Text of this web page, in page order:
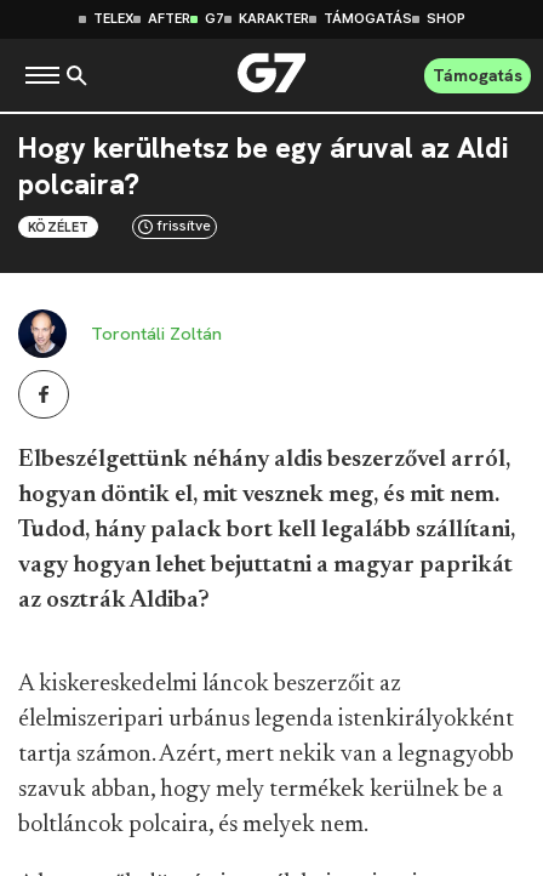
TELEX AFTER G7 KARAKTER TÁMOGATÁS SHOP
Támogatás
Hogy kerülhetsz be egy áruval az Aldi
polcaira?
KÖZÉLET frissítve
Torontáli Zoltán
Elbeszélgettünk néhány aldis beszerzővel arról,
hogyan döntik el, mit vesznek meg, és mit nem.
Tudod, hány palack bort kell legalább szállítani,
vagy hogyan lehet bejuttatni a magyar paprikát
az osztrák Aldiba?
A kiskereskedelmi láncok beszerzőit az
élelmiszeripari urbánus legenda istenkirályokként
tartja számon. Azért, mert nekik van a legnagyobb
szavuk abban, hogy mely termékek kerülnek be a
boltláncok polcaira, és melyek nem.